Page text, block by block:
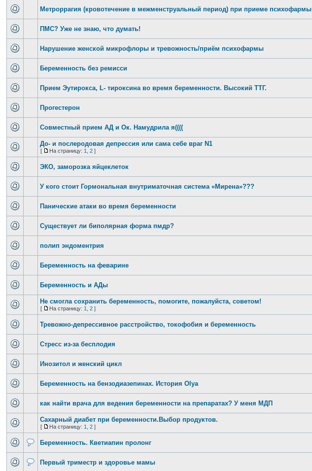
Метроррагия (кровотечение в межменструальный период) при приеме психофармы
ПМС? Уже не знаю, что думать!
Нарушение женской микрофлоры и тревожность/приём психофармы
Беременность без ремисси
Прием Эутирокса, L- тироксина во время беременности. Высокий ТТГ.
Прогестерон
Совместный прием АД и Ок. Намудрила я((((
До- и послеродовая депрессия или сама себе враг N1
[ На страницу: 1 ,2 ]
ЭКО, заморозка яйцеклеток
У кого стоит Гормональная внутриматочная система «Мирена»???
Панические атаки во время беременности
Существует ли биполярная форма пмдр?
полип эндоментрия
Беременность на феварине
Беременность и АДы
Не смогла сохранить беременность, помогите, пожалуйста, советом!
[ На страницу: 1 ,2 ]
Тревожно-депрессивное расстройство, токофобия и беременность
Стресс из-за бесплодия
Инозитол и женский цикл
Беременность на бензодиазепинах. История Olya
как найти врача для ведения беременности на препаратах? У меня МДП
Сахарный диабет при беременности.Выбор продуктов.
[ На страницу: 1 ,2 ]
Беременность. Кветиапин пролонг
Первый триместр и здоровье мамы